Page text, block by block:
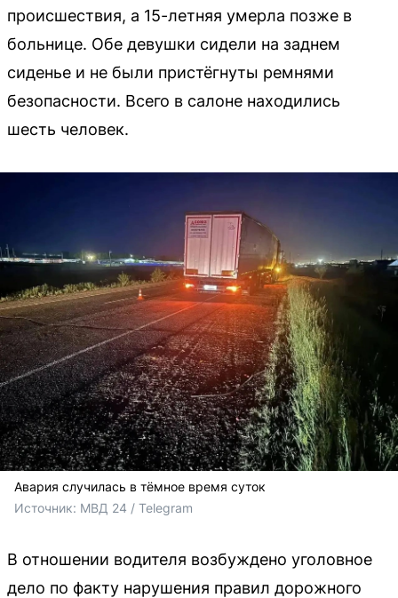
происшествия, а 15-летняя умерла позже в
больнице. Обе девушки сидели на заднем
сиденье и не были пристёгнуты ремнями
безопасности. Всего в салоне находились
шесть человек.
Авария случилась в тёмное время суток
Источник: МВД 24 / Telegram
В отношении водителя возбуждено уголовное
дело по факту нарушения правил дорожного